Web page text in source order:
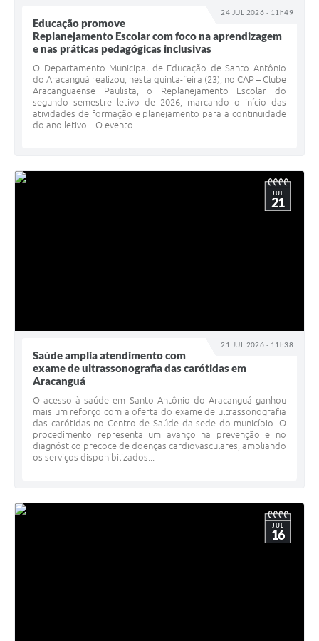
24 JUL 2026 - 11h49
Educação promove
Replanejamento Escolar com foco na aprendizagem
e nas práticas pedagógicas inclusivas
O Departamento Municipal de Educação de Santo Antônio
do Aracanguá realizou, nesta quinta-feira (23), no CAP – Clube
Aracanguaense Paulista, o Replanejamento Escolar do
segundo semestre letivo de 2026, marcando o início das
atividades de formação e planejamento para a continuidade
do ano letivo. O evento...
21 JUL 2026 - 11h38
JUL
21
Saúde amplia atendimento com
exame de ultrassonografia das carótidas em
Aracanguá
O acesso à saúde em Santo Antônio do Aracanguá ganhou
mais um reforço com a oferta do exame de ultrassonografia
das carótidas no Centro de Saúde da sede do município. O
procedimento representa um avanço na prevenção e no
diagnóstico precoce de doenças cardiovasculares, ampliando
os serviços disponibilizados...
JUL
16